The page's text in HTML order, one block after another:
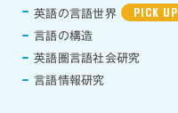
英語の言語世界 PICK UP
言語の構造
英語圏言語社会研究
言語情報研究